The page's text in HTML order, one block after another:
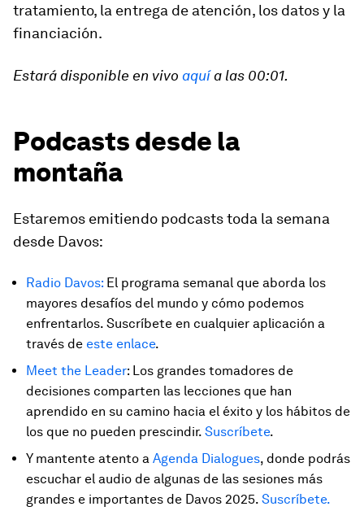
tratamiento, la entrega de atención, los datos y la
financiación.
Estará disponible en vivo aquía las 00:01.
Podcasts desde la
montaña
Estaremos emitiendo podcasts toda la semana
desde Davos:
Radio Davos: El programa semanal que aborda los
mayores desafíos del mundo y cómo podemos
enfrentarlos. Suscríbete en cualquier aplicación a
través de este enlace.
Meet the Leader: Los grandes tomadores de
decisiones comparten las lecciones que han
aprendido en su camino hacia el éxito y los hábitos de
los que no pueden prescindir. Suscríbete.
Y mantente atento a Agenda Dialogues, donde podrás
escuchar el audio de algunas de las sesiones más
grandes e importantes de Davos 2025. Suscríbete.